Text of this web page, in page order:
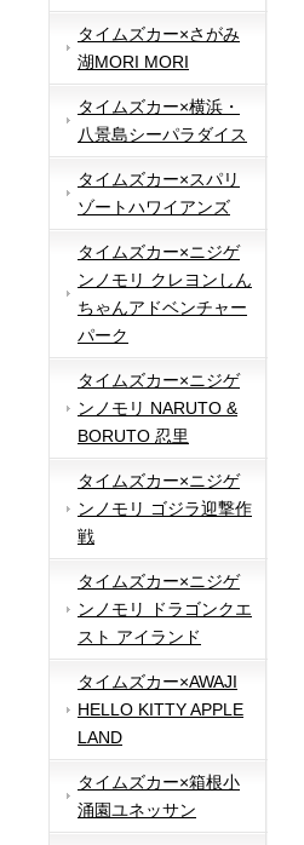
タイムズカー×さがみ
湖MORI MORI
タイムズカー×横浜・
八景島シーパラダイス
タイムズカー×スパリ
ゾートハワイアンズ
タイムズカー×ニジゲ
ンノモリ クレヨンしん
ちゃんアドベンチャー
パーク
タイムズカー×ニジゲ
ンノモリ NARUTO &
BORUTO 忍里
タイムズカー×ニジゲ
ンノモリ ゴジラ迎撃作
戦
タイムズカー×ニジゲ
ンノモリ ドラゴンクエ
スト アイランド
タイムズカー×AWAJI
HELLO KITTY APPLE
LAND
タイムズカー×箱根小
涌園ユネッサン